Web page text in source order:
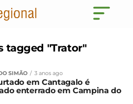
tagged "Trator"
SIMÃO 3 anos ago
em Cantagalo é
enterrado em Campina do